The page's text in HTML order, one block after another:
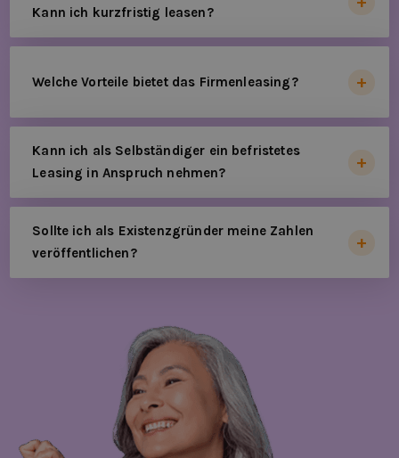
Kann ich kurzfristig leasen?
Welche Vorteile bietet das Firmenleasing?
Kann ich als Selbständiger ein befristetes
Leasing in Anspruch nehmen?
Sollte ich als Existenzgründer meine Zahlen
veröffentlichen?